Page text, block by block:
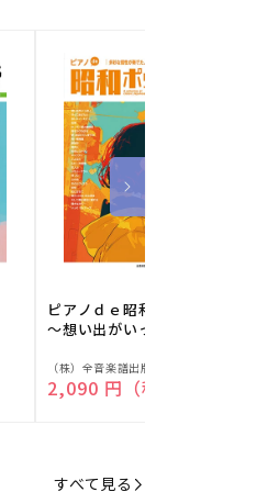
ピアノｄｅ昭和ポップス
～想い出がいっぱい～
販
売
（株）全音楽譜出版社
通常価格
2,090 円（税込）
すべて見る